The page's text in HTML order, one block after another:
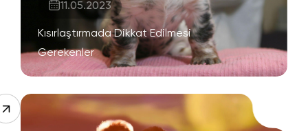
11.05.2023
Kısırlaştırmada Dikkat Edilmesi
Gerekenler